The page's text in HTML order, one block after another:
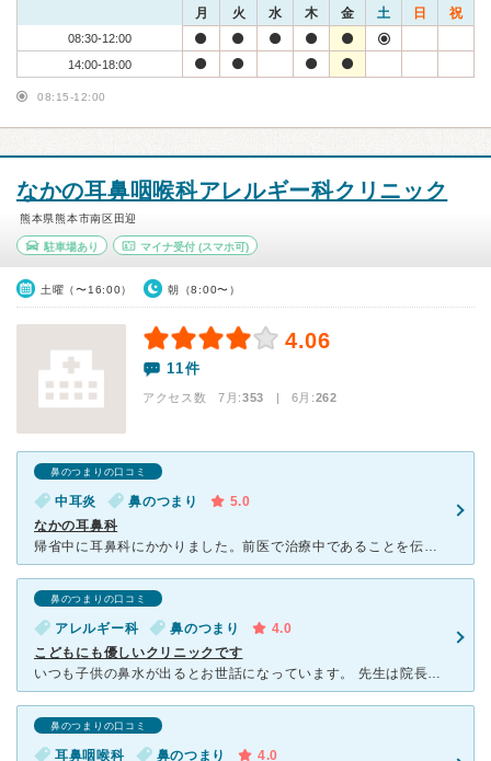
月 火 水 木 金 土 日 祝
08:30-12:00
14:00-18:00
08:15-12:00
なかの耳鼻咽喉科アレルギー科クリニック
熊本県熊本市南区田迎
駐車場あり マイナ受付(スマホ可)
土曜（〜16:00） 朝（8:00〜）
4.06
11件
アクセス数 7月:353 | 6月:262
鼻のつまりの口コミ
中耳炎 鼻のつまり
5.0
なかの耳鼻科
帰省中に耳鼻科にかかりました。前医で治療中であることを伝えても嫌な顔ひとつもせず、にこにこしながら症状をきいてくれました。私がよくみえるようにと、こどもの耳にカメラをいれて、詳しく説明してくれました。
鼻のつまりの口コミ
アレルギー科 鼻のつまり
4.0
こどもにも優しいクリニックです
いつも子供の鼻水が出るとお世話になっています。 先生は院長先生ともう一人男性の先生がいらっしゃいます。 院長先生を指名しないともう一人の先生に診てもらうことが多いですがどちらの先生もこどもに優しい
鼻のつまりの口コミ
耳鼻咽喉科 鼻のつまり 4.0